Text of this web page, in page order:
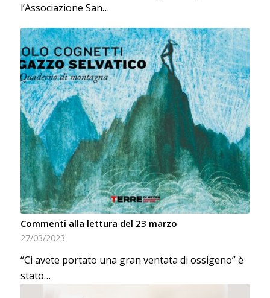
l’Associazione San…
Commenti alla lettura del 23 marzo
27/03/2023
“Ci avete portato una gran ventata di ossigeno” è
stato…